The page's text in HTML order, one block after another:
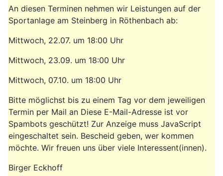
An diesen Terminen nehmen wir Leistungen auf der
Sportanlage am Steinberg in Röthenbach ab:
Mittwoch, 22.07. um 18:00 Uhr
Mittwoch, 23.09. um 18:00 Uhr
Mittwoch, 07.10. um 18:00 Uhr
Bitte möglichst bis zu einem Tag vor dem jeweiligen
Termin per Mail an Diese E-Mail-Adresse ist vor
Spambots geschützt! Zur Anzeige muss JavaScript
eingeschaltet sein. Bescheid geben, wer kommen
möchte. Wir freuen uns über viele Interessent(innen).
Birger Eckhoff